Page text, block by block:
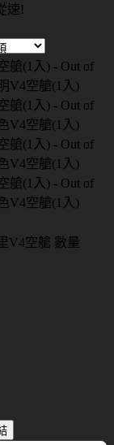
速!
艙(1入) - Out of
V4空艙(1入)
艙(1入) - Out of
V4空艙(1入)
艙(1入) - Out of
V4空艙(1入)
艙(1入) - Out of
V4空艙(1入)
V4空艙 數量